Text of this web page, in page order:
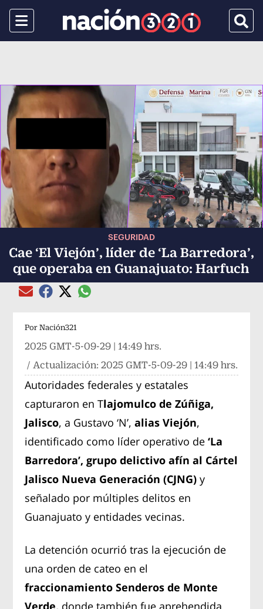
Menu
SEGURIDAD
Cae ‘El Viejón’, líder de ‘La Barredora’,
que operaba en Guanajuato: Harfuch
Compartir el artículo actual mediante Email
Compartir el artículo actual mediante Facebook
Compartir el artículo actual mediante Twitter
Compartir el artículo actual mediante
Por Nación321
2025 GMT-5-09-29 | 14:49 hrs.
/ Actualización:2025 GMT-5-09-29 | 14:49 hrs.
Autoridades federales y estatales
capturaron en Tlajomulco de Zúñiga,
Jalisco, a Gustavo ‘N’,alias Viejón,
identificado como líder operativo de ‘La
Barredora’, grupo delictivo afín al Cártel
Jalisco Nueva Generación (CJNG)y
señalado por múltiples delitos en
Guanajuato y entidades vecinas.
La detención ocurrió tras la ejecución de
una orden de cateo en el
fraccionamiento Senderos de Monte
Verde, donde también fue aprehendida